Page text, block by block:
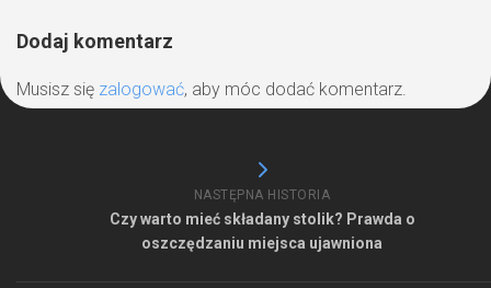
Dodaj komentarz
Musisz się zalogować, aby móc dodać komentarz.
NASTĘPNA HISTORIA
Czy warto mieć składany stolik? Prawda o
oszczędzaniu miejsca ujawniona